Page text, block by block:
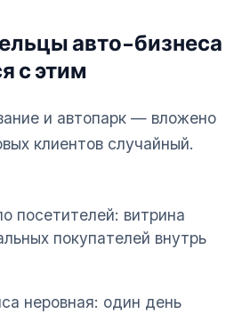
авто-бизнеса
с этим
и автопарк — вложено
клиентов случайный.
посетителей: витрина
покупателей внутрь
неровная: один день